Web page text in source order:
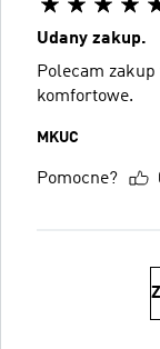
Udany zakup.
Polecam
komfortowe.
MKUC
Pomocne?